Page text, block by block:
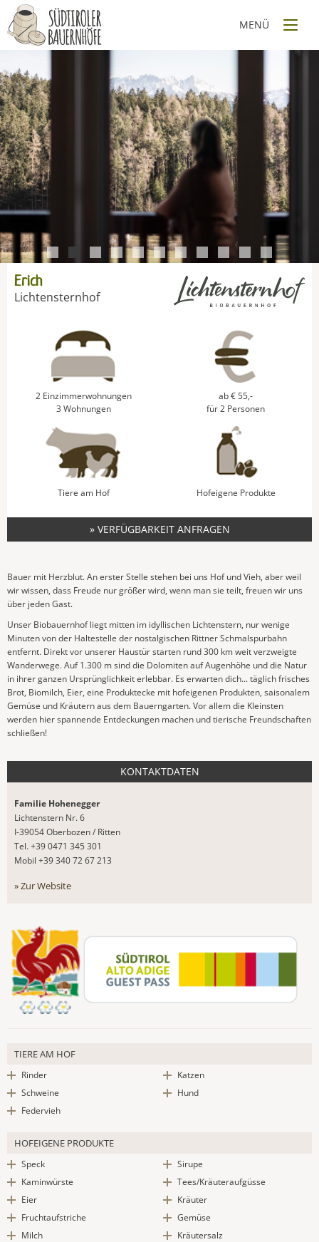
1 5 6 7
Erich
Lichtensternhof
2 Einzimmerwohnungen
3 Wohnungen
ab € 55,-
für 2 Personen
Tiere am Hof Hofeigene Produkte
» VERFÜGBARKEIT ANFRAGEN
Bauer mit Herzblut. An erster Stelle stehen bei uns Hof und Vieh, aber weil
wir wissen, dass Freude nur größer wird, wenn man sie teilt, freuen wir uns
über jeden Gast.
Unser Biobauernhof liegt mitten im idyllischen Lichtenstern, nur wenige
Minuten von der Haltestelle der nostalgischen Rittner Schmalspurbahn
entfernt. Direkt vor unserer Haustür starten rund 300 km weit verzweigte
Wanderwege. Auf 1.300 m sind die Dolomiten auf Augenhöhe und die Natur
in ihrer ganzen Ursprünglichkeit erlebbar. Es erwarten dich... täglich frisches
Brot, Biomilch, Eier, eine Produktecke mit hofeigenen Produkten, saisonalem
Gemüse und Kräutern aus dem Bauerngarten. Vor allem die Kleinsten
werden hier spannende Entdeckungen machen und tierische Freundschaften
schließen!
KONTAKTDATEN
Familie Hohenegger
Lichtenstern Nr. 6
I-39054 Oberbozen / Ritten
Tel. +39 0471 345 301
Mobil +39 340 72 67 213
» Zur Website
TIERE AM HOF
Rinder
Schweine
Federvieh
Katzen
Hund
HOFEIGENE PRODUKTE
Speck
Kaminwürste
Eier
Fruchtaufstriche
Milch
Sirupe
Tees/Kräuteraufgüsse
Kräuter
Gemüse
Kräutersalz